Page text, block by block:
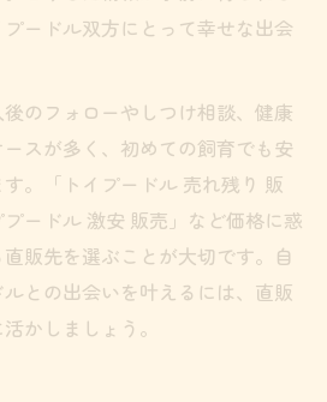
ードル双方にとって幸せな出会
のフォローやしつけ相談、健康
スが多く、初めての飼育でも安
。「トイプードル 売れ残り 販
ードル 激安 販売」など価格に惑
販先を選ぶことが大切です。自
との出会いを叶えるには、直販
かしましょう。